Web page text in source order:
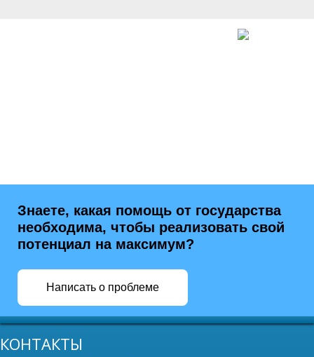
Знаете, какая помощь от государства
необходима, чтобы реализовать свой
потенциал на максимум?
Написать о проблеме
КОНТАКТЫ